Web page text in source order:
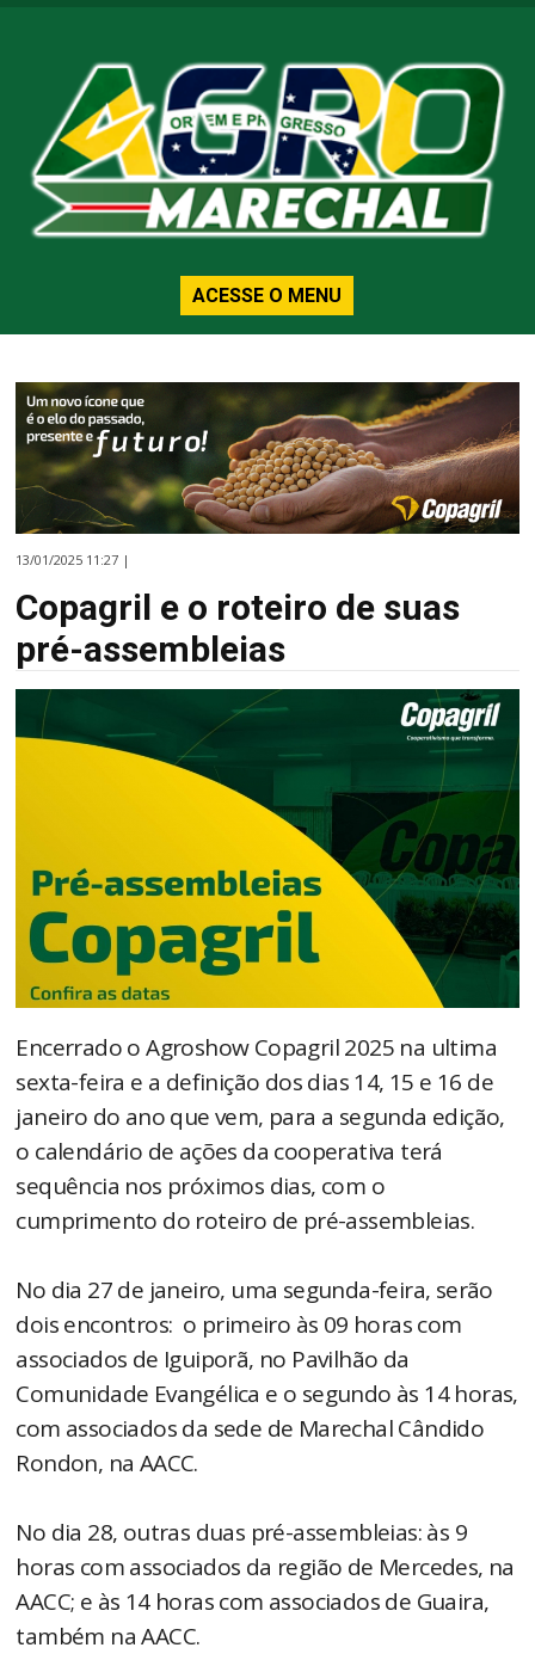
ACESSE O MENU
13/01/2025 11:27 |
Copagril e o roteiro de suas
pré-assembleias
Encerrado o Agroshow Copagril 2025 na ultima
sexta-feira e a definição dos dias 14, 15 e 16 de
janeiro do ano que vem, para a segunda edição,
o calendário de ações da cooperativa terá
sequência nos próximos dias, com o
cumprimento do roteiro de pré-assembleias.
No dia 27 de janeiro, uma segunda-feira, serão
dois encontros: o primeiro às 09 horas com
associados de Iguiporã, no Pavilhão da
Comunidade Evangélica e o segundo às 14 horas,
com associados da sede de Marechal Cândido
Rondon, na AACC.
No dia 28, outras duas pré-assembleias: às 9
horas com associados da região de Mercedes, na
AACC; e às 14 horas com associados de Guaira,
também na AACC.